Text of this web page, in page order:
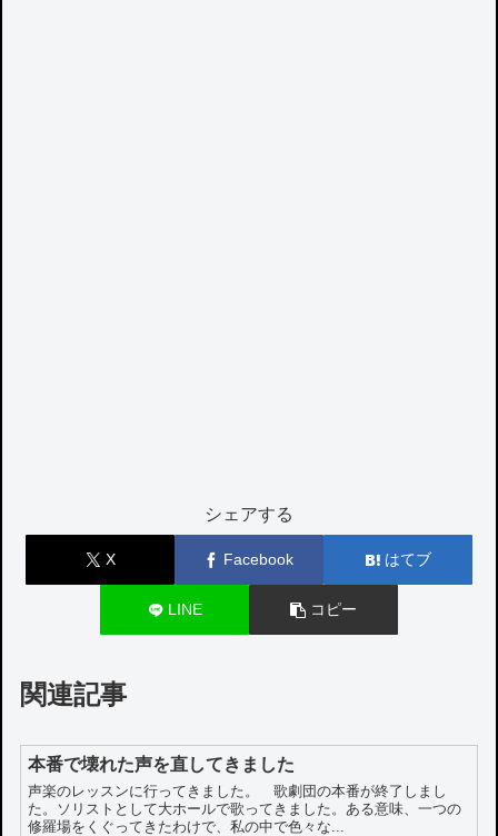
シェアする
X Facebook はてブ
LINE コピー
関連記事
本番で壊れた声を直してきました
声楽のレッスンに行ってきました。 歌劇団の本番が終了しまし
た。ソリストとして大ホールで歌ってきました。ある意味、一つの
修羅場をくぐってきたわけで、私の中で色々な...